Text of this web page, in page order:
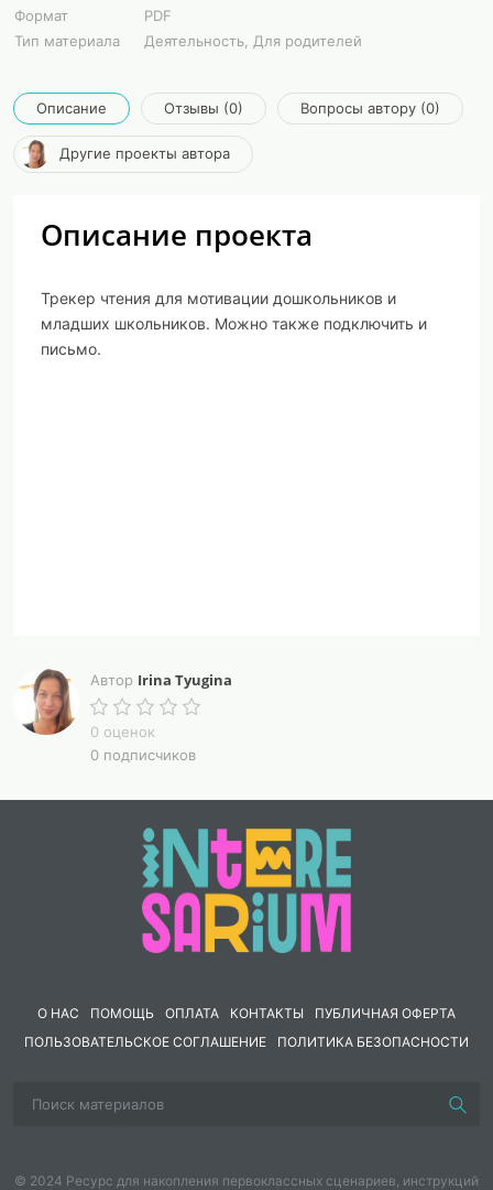
Формат
PDF
Тип материала
Деятельность, Для родителей
Описание Отзывы (0) Вопросы автору (0)
Другие проекты автора
Описание проекта
Трекер чтения для мотивации дошкольников и
младших школьников. Можно также подключить и
письмо.
Автор Irina Tyugina
0 оценок
0 подписчиков
О НАС ПОМОЩЬ ОПЛАТА КОНТАКТЫ
ПУБЛИЧНАЯ ОФЕРТА
ПОЛЬЗОВАТЕЛЬСКОЕ СОГЛАШЕНИЕ
ПОЛИТИКА БЕЗОПАСНОСТИ
© 2024 Ресурс для накопления первоклассных сценариев, инструкций